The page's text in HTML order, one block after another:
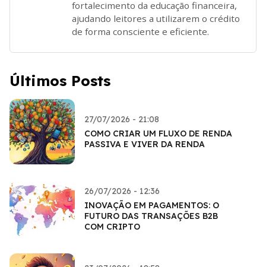
fortalecimento da educação financeira,
ajudando leitores a utilizarem o crédito
de forma consciente e eficiente.
Últimos Posts
27/07/2026 - 21:08
COMO CRIAR UM FLUXO DE RENDA
PASSIVA E VIVER DA RENDA
26/07/2026 - 12:36
INOVAÇÃO EM PAGAMENTOS: O
FUTURO DAS TRANSAÇÕES B2B
COM CRIPTO